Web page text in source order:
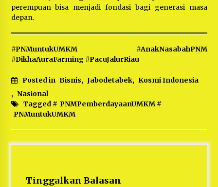
perempuan bisa menjadi fondasi bagi generasi masa
depan.
#PNMuntukUMKM #AnakNasabahPNM
#DikhaAuraFarming #PacuJalurRiau
Posted in Bisnis, Jabodetabek, Kosmi Indonesia
, Nasional
Tagged # PNMPemberdayaanUMKM#
PNMuntukUMKM
Tinggalkan Balasan